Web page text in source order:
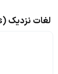
لغات نزدیک declare goods (or earnings)